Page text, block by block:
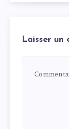
Laisser un